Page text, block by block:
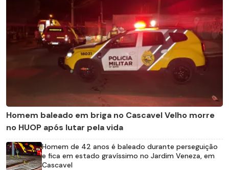
Homem baleado em briga no Cascavel Velho morre
no HUOP após lutar pela vida
Homem de 42 anos é baleado durante perseguição
e fica em estado gravíssimo no Jardim Veneza, em
Cascavel